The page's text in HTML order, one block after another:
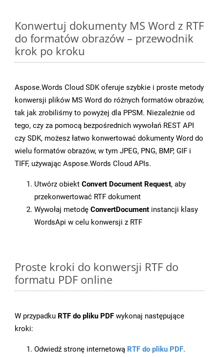
Konwertuj dokumenty MS Word z RTF
do formatów obrazów – przewodnik
krok po kroku
Aspose.Words Cloud SDK oferuje szybkie i proste metody
konwersji plików MS Word do różnych formatów obrazów,
tak jak zrobiliśmy to powyżej dla PPSM. Niezależnie od
tego, czy za pomocą bezpośrednich wywołań REST API
czy SDK, możesz łatwo konwertować dokumenty Word do
wielu formatów obrazów, w tym JPEG, PNG, BMP, GIF i
TIFF, używając Aspose.Words Cloud APIs.
Utwórz obiekt Convert Document Request, aby
przekonwertować RTF dokument
Wywołaj metodę ConvertDocument instancji klasy
WordsApi w celu konwersji z RTF
Proste kroki do konwersji RTF do
formatu PDF online
W przypadku RTF do pliku PDF wykonaj następujące
kroki:
Odwiedź stronę internetową RTF do pliku PDF.